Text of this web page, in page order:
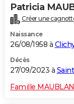
Patricia
Créer une
Naissance
26/08/1958 à
Décès
27/09/2023 à
Famille